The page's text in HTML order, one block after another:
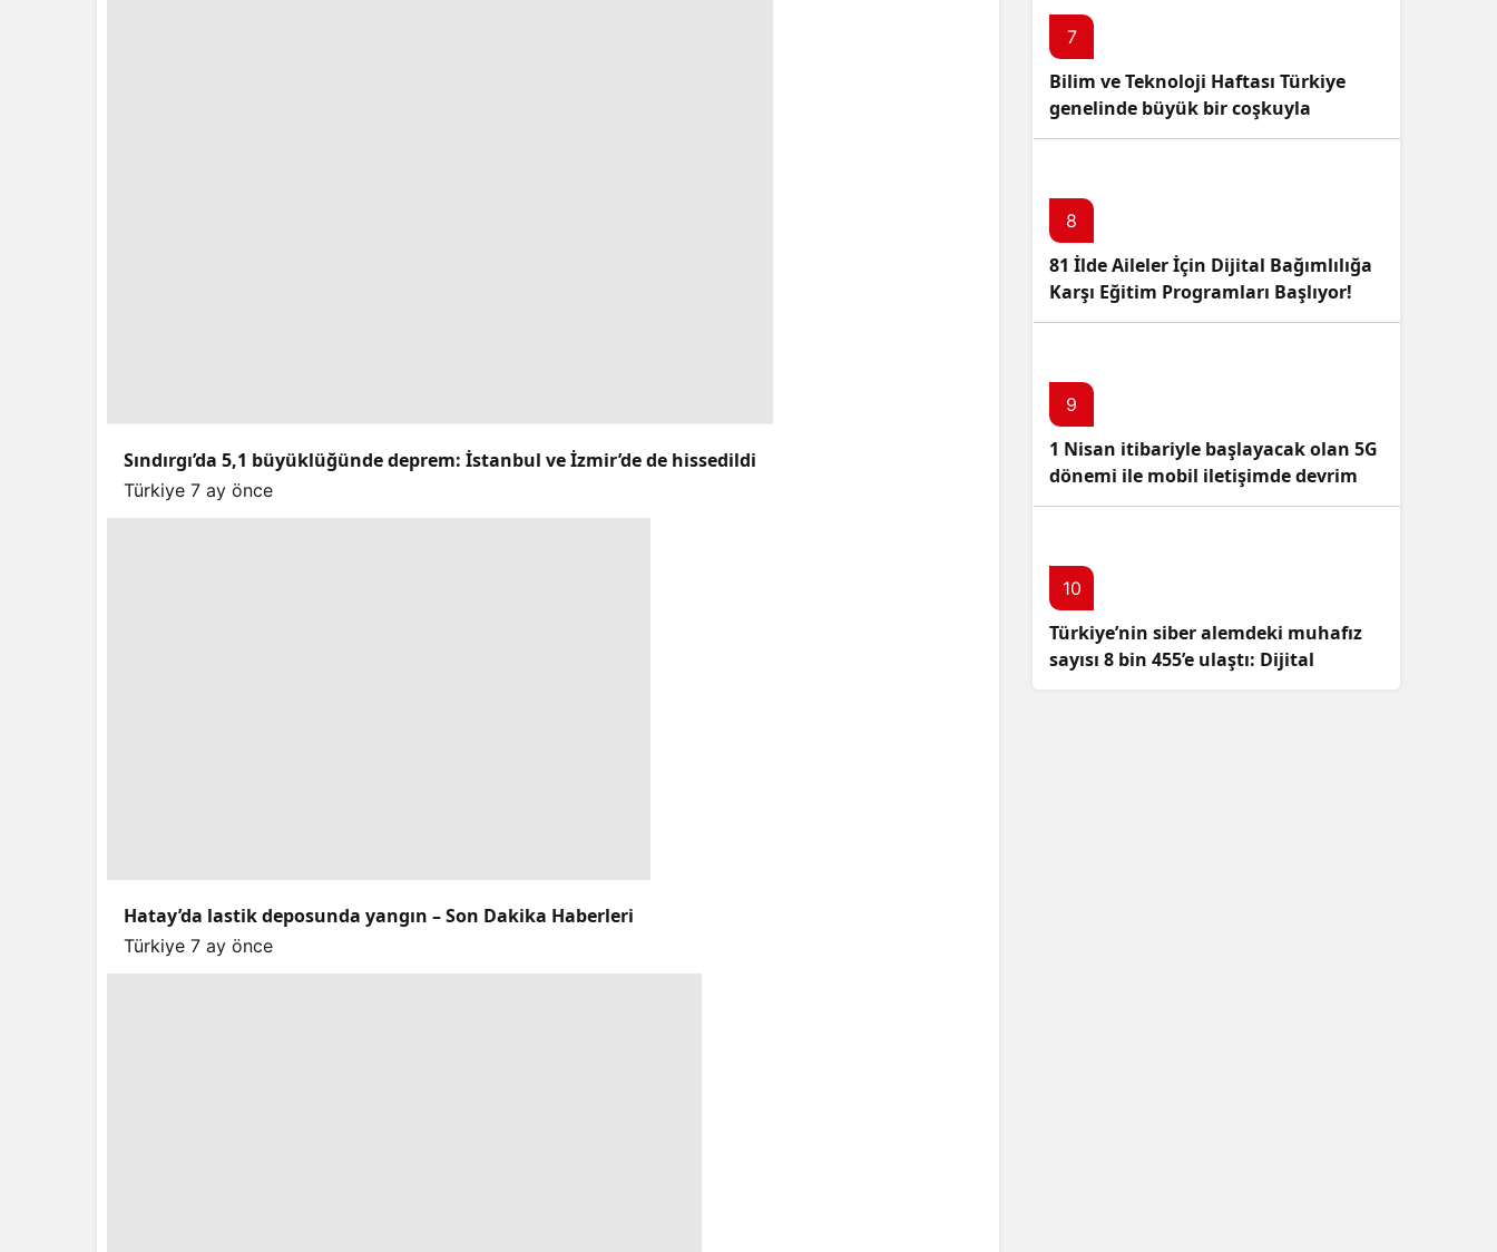
Sındırgı’da 5,1 büyüklüğünde deprem: İstanbul ve İzmir’de de hissedildi
Türkiye 7 ay önce
Hatay’da lastik deposunda yangın – Son Dakika Haberleri
Türkiye 7 ay önce
7
Bilim ve Teknoloji Haftası Türkiye
genelinde büyük bir coşkuyla
kutlandı: İşte Etkinlikler ve
8
81 İlde Aileler İçin Dijital Bağımlılığa
Karşı Eğitim Programları Başlıyor!
9
1 Nisan itibariyle başlayacak olan 5G
dönemi ile mobil iletişimde devrim
başlıyor!
10
Türkiye’nin siber alemdeki muhafız
sayısı 8 bin 455’e ulaştı: Dijital